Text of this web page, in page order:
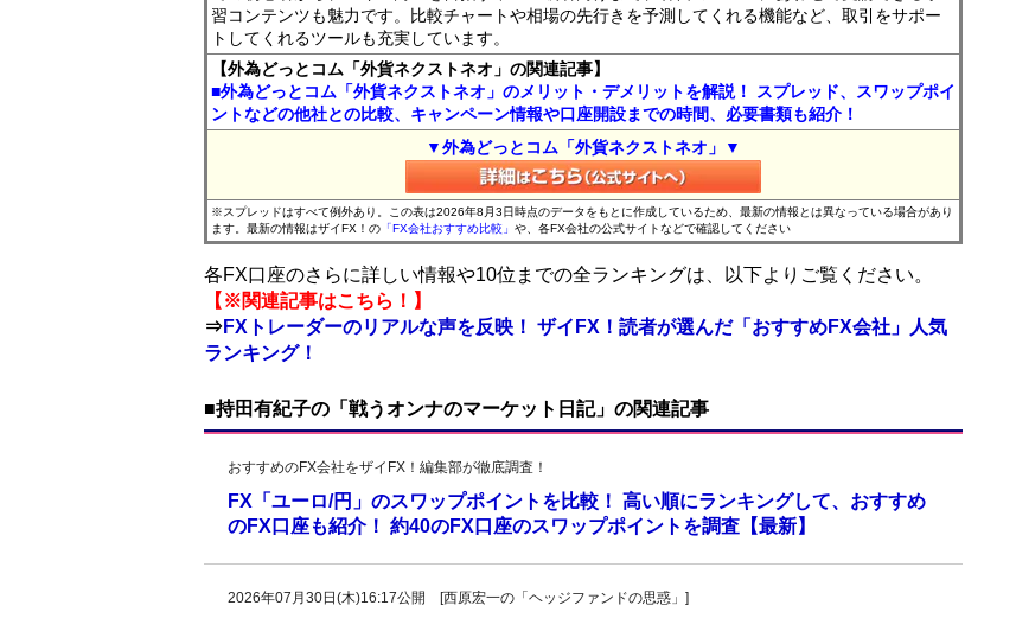
習コンテンツも魅力です。比較チャートや相場の先行きを予測してくれる機能など、取引をサポー
トしてくれるツールも充実しています。
【外為どっとコム「外貨ネクストネオ」の関連記事】
■外為どっとコム「外貨ネクストネオ」のメリット・デメリットを解説！ スプレッド、スワップポイ
ントなどの他社との比較、キャンペーン情報や口座開設までの時間、必要書類も紹介！
▼外為どっとコム「外貨ネクストネオ」▼
※スプレッドはすべて例外あり。この表は2026年8月3日時点のデータをもとに作成しているため、最新の情報とは異なっている場合があり
ます。最新の情報はザイFX！の 「FX会社おすすめ比較」 や、各FX会社の公式サイトなどで確認してください
各FX口座のさらに詳しい情報や10位までの全ランキングは、以下よりご覧ください。
【※関連記事はこちら！】
⇒FXトレーダーのリアルな声を反映！ ザイFX！読者が選んだ「おすすめFX会社」人気
ランキング！
■持田有紀子の「戦うオンナのマーケット日記」の関連記事
おすすめのFX会社をザイFX！編集部が徹底調査！
FX「ユーロ/円」のスワップポイントを比較！ 高い順にランキングして、おすすめ
のFX口座も紹介！ 約40のFX口座のスワップポイントを調査【最新】
2026年07月30日(木)16:17公開 [西原宏一の「ヘッジファンドの思惑」]